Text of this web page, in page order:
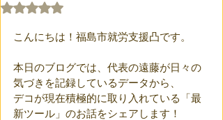
5つ星のうちNaNと評価されています。
こんにちは！福島市就労支援凸です。
本日のブログでは、代表の遠藤が日々の
気づきを記録しているデータから、
デコが現在積極的に取り入れている「最
新ツール」のお話をシェアします！